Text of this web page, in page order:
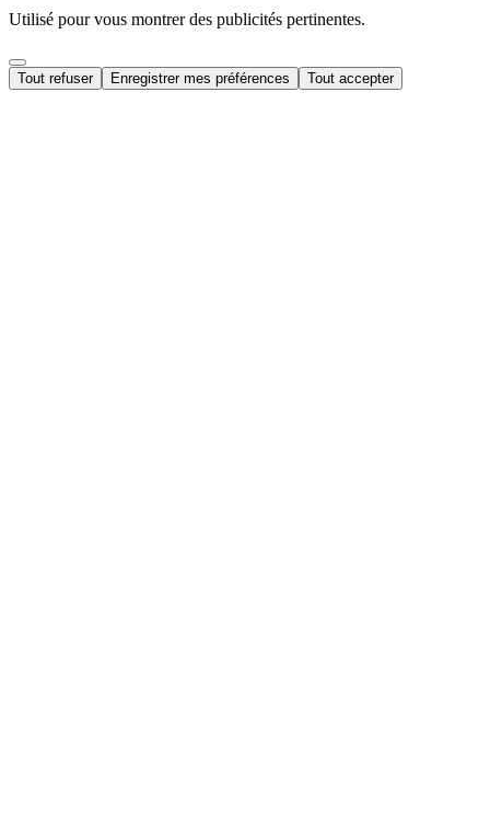
Utilisé pour vous montrer des publicités pertinentes.
Tout refuser Enregistrer mes préférences Tout accepter